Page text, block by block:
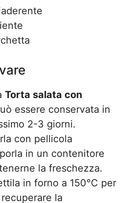
Torta salata con
essere conservata in
2-3 giorni.
con pellicola
in un contenitore
la freschezza.
in forno a 150°C per
la